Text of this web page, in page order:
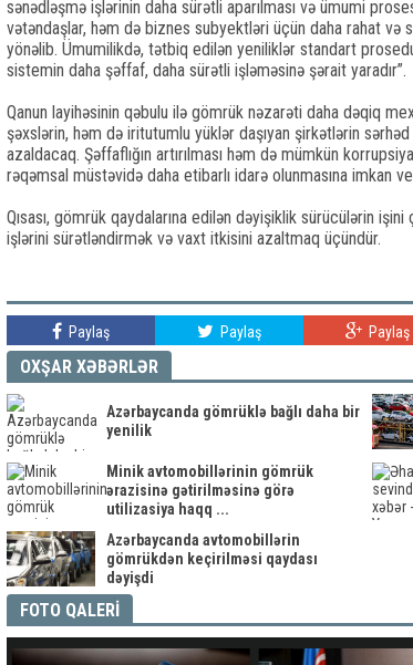
sənədləşmə işlərinin daha sürətli aparılması və ümumi
vətəndaşlar, həm də biznes subyektləri üçün daha rahat və
yönəlib. Ümumilikdə, tətbiq edilən yeniliklər standart
sistemin daha şəffaf, daha sürətli işləməsinə şərait yaradır”.
Qanun layihəsinin qəbulu ilə gömrük nəzarəti daha dəqiq
şəxslərin, həm də iritutumlu yüklər daşıyan şirkətlərin
azaldacaq. Şəffaflığın artırılması həm də mümkün
rəqəmsal müstəvidə daha etibarlı idarə olunmasına imkan
Qısası, gömrük qaydalarına edilən dəyişiklik sürücülərin
işlərini sürətləndirmək və vaxt itkisini azaltmaq üçündür.
Paylaş Paylaş Paylaş
OXŞAR XƏBƏRLƏR
Azərbaycanda gömrüklə bağlı daha bir
yenilik
Minik avtomobillərinin gömrük
ərazisinə gətirilməsinə görə
utilizasiya haqq ...
Azərbaycanda avtomobillərin
gömrükdən keçirilməsi qaydası
dəyişdi
FOTO QALERİ